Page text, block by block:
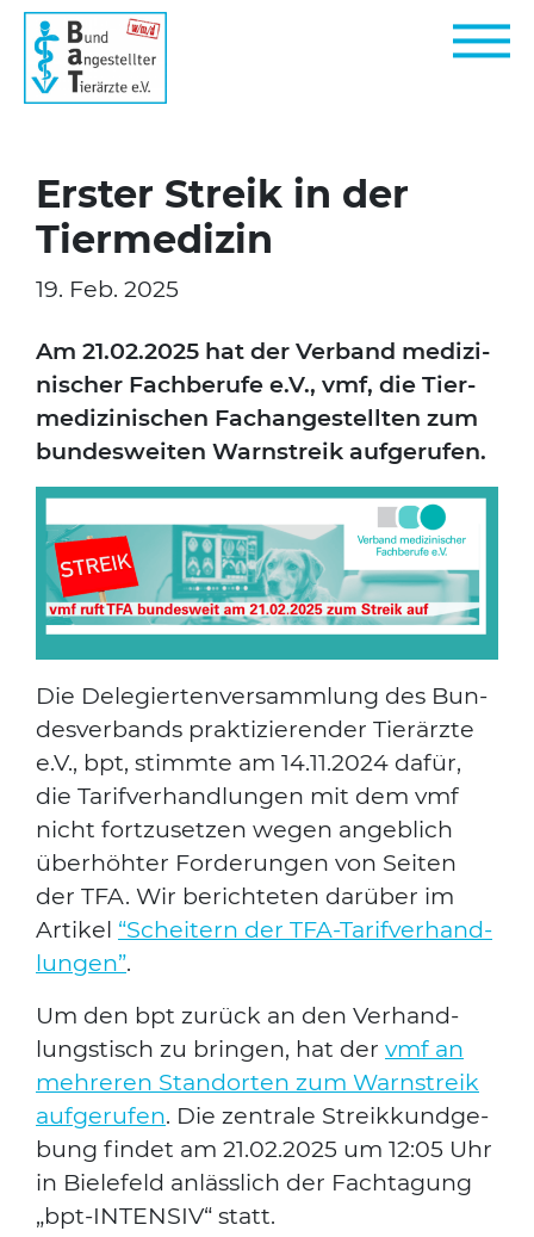
Erster Streik in der
Tiermedizin
19. Feb. 2025
Am 21.02.2025 hat der Ver­band medi­zi­
ni­scher Fach­be­ru­fe e.V., vmf, die Tier­
me­di­zi­ni­schen Fach­an­ge­stell­ten zum
bun­des­wei­ten Warn­streik auf­ge­ru­fen.
Die Dele­gier­ten­ver­samm­lung des Bun­
des­ver­bands prak­ti­zie­ren­der Tier­ärz­te
e.V., bpt, stimm­te am 14.11.2024 dafür,
die Tarif­ver­hand­lun­gen mit dem vmf
nicht fort­zu­set­zen wegen angeb­lich
über­höh­ter For­de­run­gen von Sei­ten
der TFA. Wir berich­te­ten dar­über im
Arti­kel “Schei­tern der TFA-Tarif­ver­hand­
lun­gen”.
Um den bpt zurück an den Ver­hand­
lungs­tisch zu brin­gen, hat der vmf an
meh­re­ren Stand­or­ten zum Warn­streik
auf­ge­ru­fen. Die zen­tra­le Streik­kund­ge­
bung fin­det am 21.02.2025 um 12:05 Uhr
in Bie­le­feld anläss­lich der Fach­ta­gung
„bpt-INTEN­SIV“ statt.
Suchen nach: